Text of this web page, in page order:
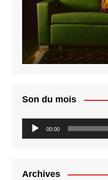
Son du mois
Lecteur
audio
00:00
Archives